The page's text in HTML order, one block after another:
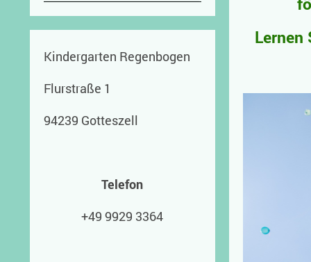
Lernen
Kindergarten Regenbogen
Flurstraße 1
94239 Gotteszell
Telefon
+49 9929 3364